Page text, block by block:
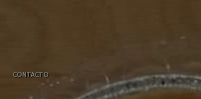
CONTACTO